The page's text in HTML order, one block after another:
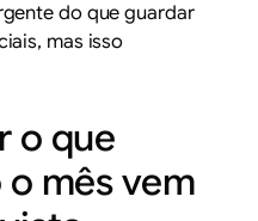
do que guardar
mas isso
o que
mês vem